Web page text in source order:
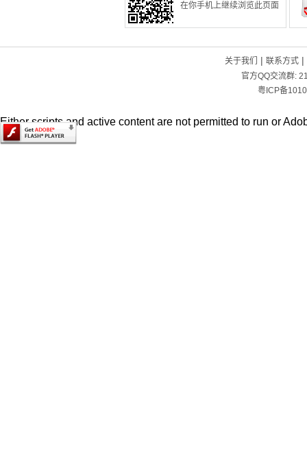
在你手机上继续浏览此页面
关于我们 | 联系方式|
官方QQ交流群:
粤ICP备
Either scripts and active content are not permitted to run or